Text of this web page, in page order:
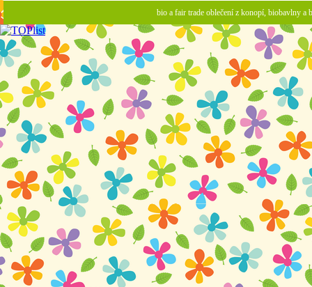
bio a fair trade oblečení z konopí, biobavlny a